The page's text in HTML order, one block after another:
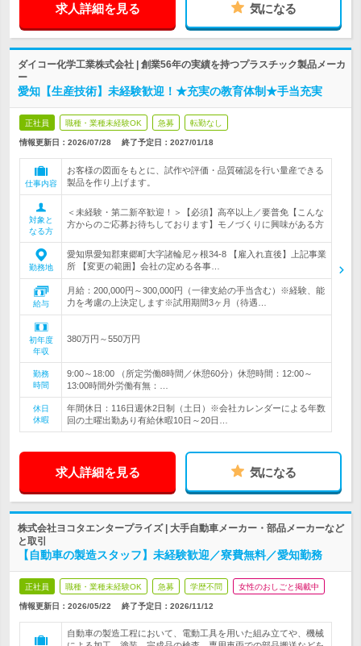
求人詳細を見る 気になる
ダイコー化学工業株式会社 | 創業56年の実績を持つプラスチック製品メーカ
ー
愛知【生産技術】未経験歓迎！★充実の教育体制★手当充実
正社員 職種・業種未経験OK 急募 転勤なし
情報更新日：2026/07/28 終了予定日： 2027/01/18
仕事内容
お客様の図面をもとに、試作や評価・品質確認を行い量産できる
製品を作り上げます。
対象と
なる方
＜未経験・第二新卒歓迎！＞【必須】高卒以上／要普免【こんな
方からのご応募お待ちしております】モノづくりに興味がある方
勤務地
愛知県愛知郡東郷町大字諸輪尼ヶ根34-8 【雇入れ直後】上記事業
所 【変更の範囲】会社の定める各事…
給与
月給：200,000円～300,000円（一律支給の手当含む）※経験、能
力を考慮の上決定します※試用期間3ヶ月（待遇…
初年度
年収
380万円～550万円
勤務
時間
9:00～18:00 （所定労働8時間／休憩60分）休憩時間：12:00～
13:00時間外労働有無：…
休日
休暇
年間休日：116日週休2日制（土日）※会社カレンダーによる年数
回の土曜出勤あり有給休暇10日～20日…
求人詳細を見る 気になる
株式会社ヨコタエンタープライズ | 大手自動車メーカー・部品メーカーなど
と取引
【自動車の製造スタッフ】未経験歓迎／寮費無料／愛知勤務
正社員 職種・業種未経験OK 急募 学歴不問 女性のおしごと掲載中
情報更新日：2026/05/22 終了予定日： 2026/11/12
自動車の製造工程において、電動工具を用いた組み立てや、機械